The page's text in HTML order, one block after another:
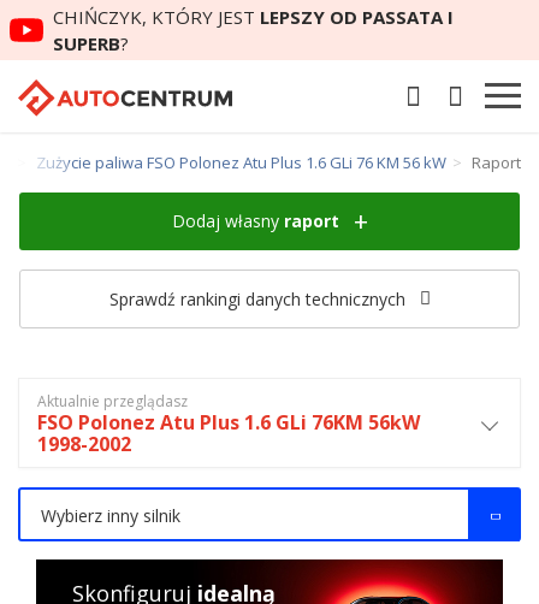
CHIŃCZYK, KTÓRY JEST LEPSZY OD PASSATA I
SUPERB?
Zużycie paliwa FSO Polonez Atu Plus 1.6 GLi 76 KM 56 kW Raport
Dodaj własny raport
Sprawdź rankingi danych technicznych
Aktualnie przeglądasz
FSO Polonez Atu Plus 1.6 GLi 76KM 56kW
1998-2002
Wybierz inny silnik
Skonfiguruj idealną